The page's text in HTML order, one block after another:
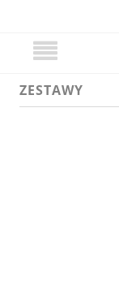
ZESTAWY